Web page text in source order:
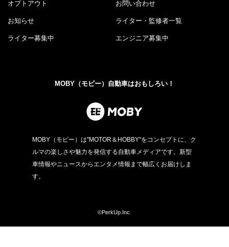
オプトアウト お問い合わせ
お知らせ ライター・監修者一覧
ライター募集中 エンジニア募集中
MOBY（モビー）自動車はおもしろい！
MOBY（モビー）は"MOTOR＆HOBBY"をコンセプトに、ク
ルマの楽しさや魅力を発信する自動車メディアです。新型
車情報やニュースからエンタメ情報まで幅広くお届けしま
す。
©PerkUp.Inc.